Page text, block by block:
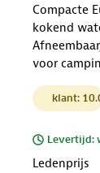
Compacte
kokend
voor
klant:
Levertijd:
Ledenprijs